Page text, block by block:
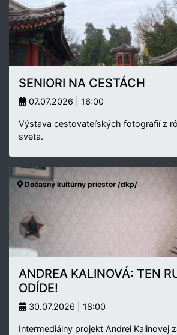
SENIORI NA CESTÁCH
07.07.2026 | 16:00
Výstava cestovateľských fotografií z
sveta.
Dočasný kultúrny priestor /dkp/
ANDREA KALINOVÁ: TEN
ODÍDE!
30.07.2026 | 18:00
Intermediálny projekt Andrei Kalinovej